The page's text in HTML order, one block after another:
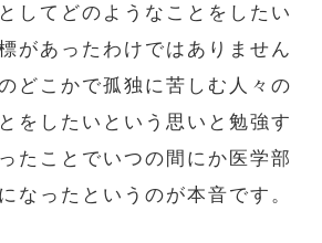
してどのようなことをしたい
があったわけではありません
どこかで孤独に苦しむ人々の
をしたいという思いと勉強す
たことでいつの間にか医学部
なったというのが本音です。